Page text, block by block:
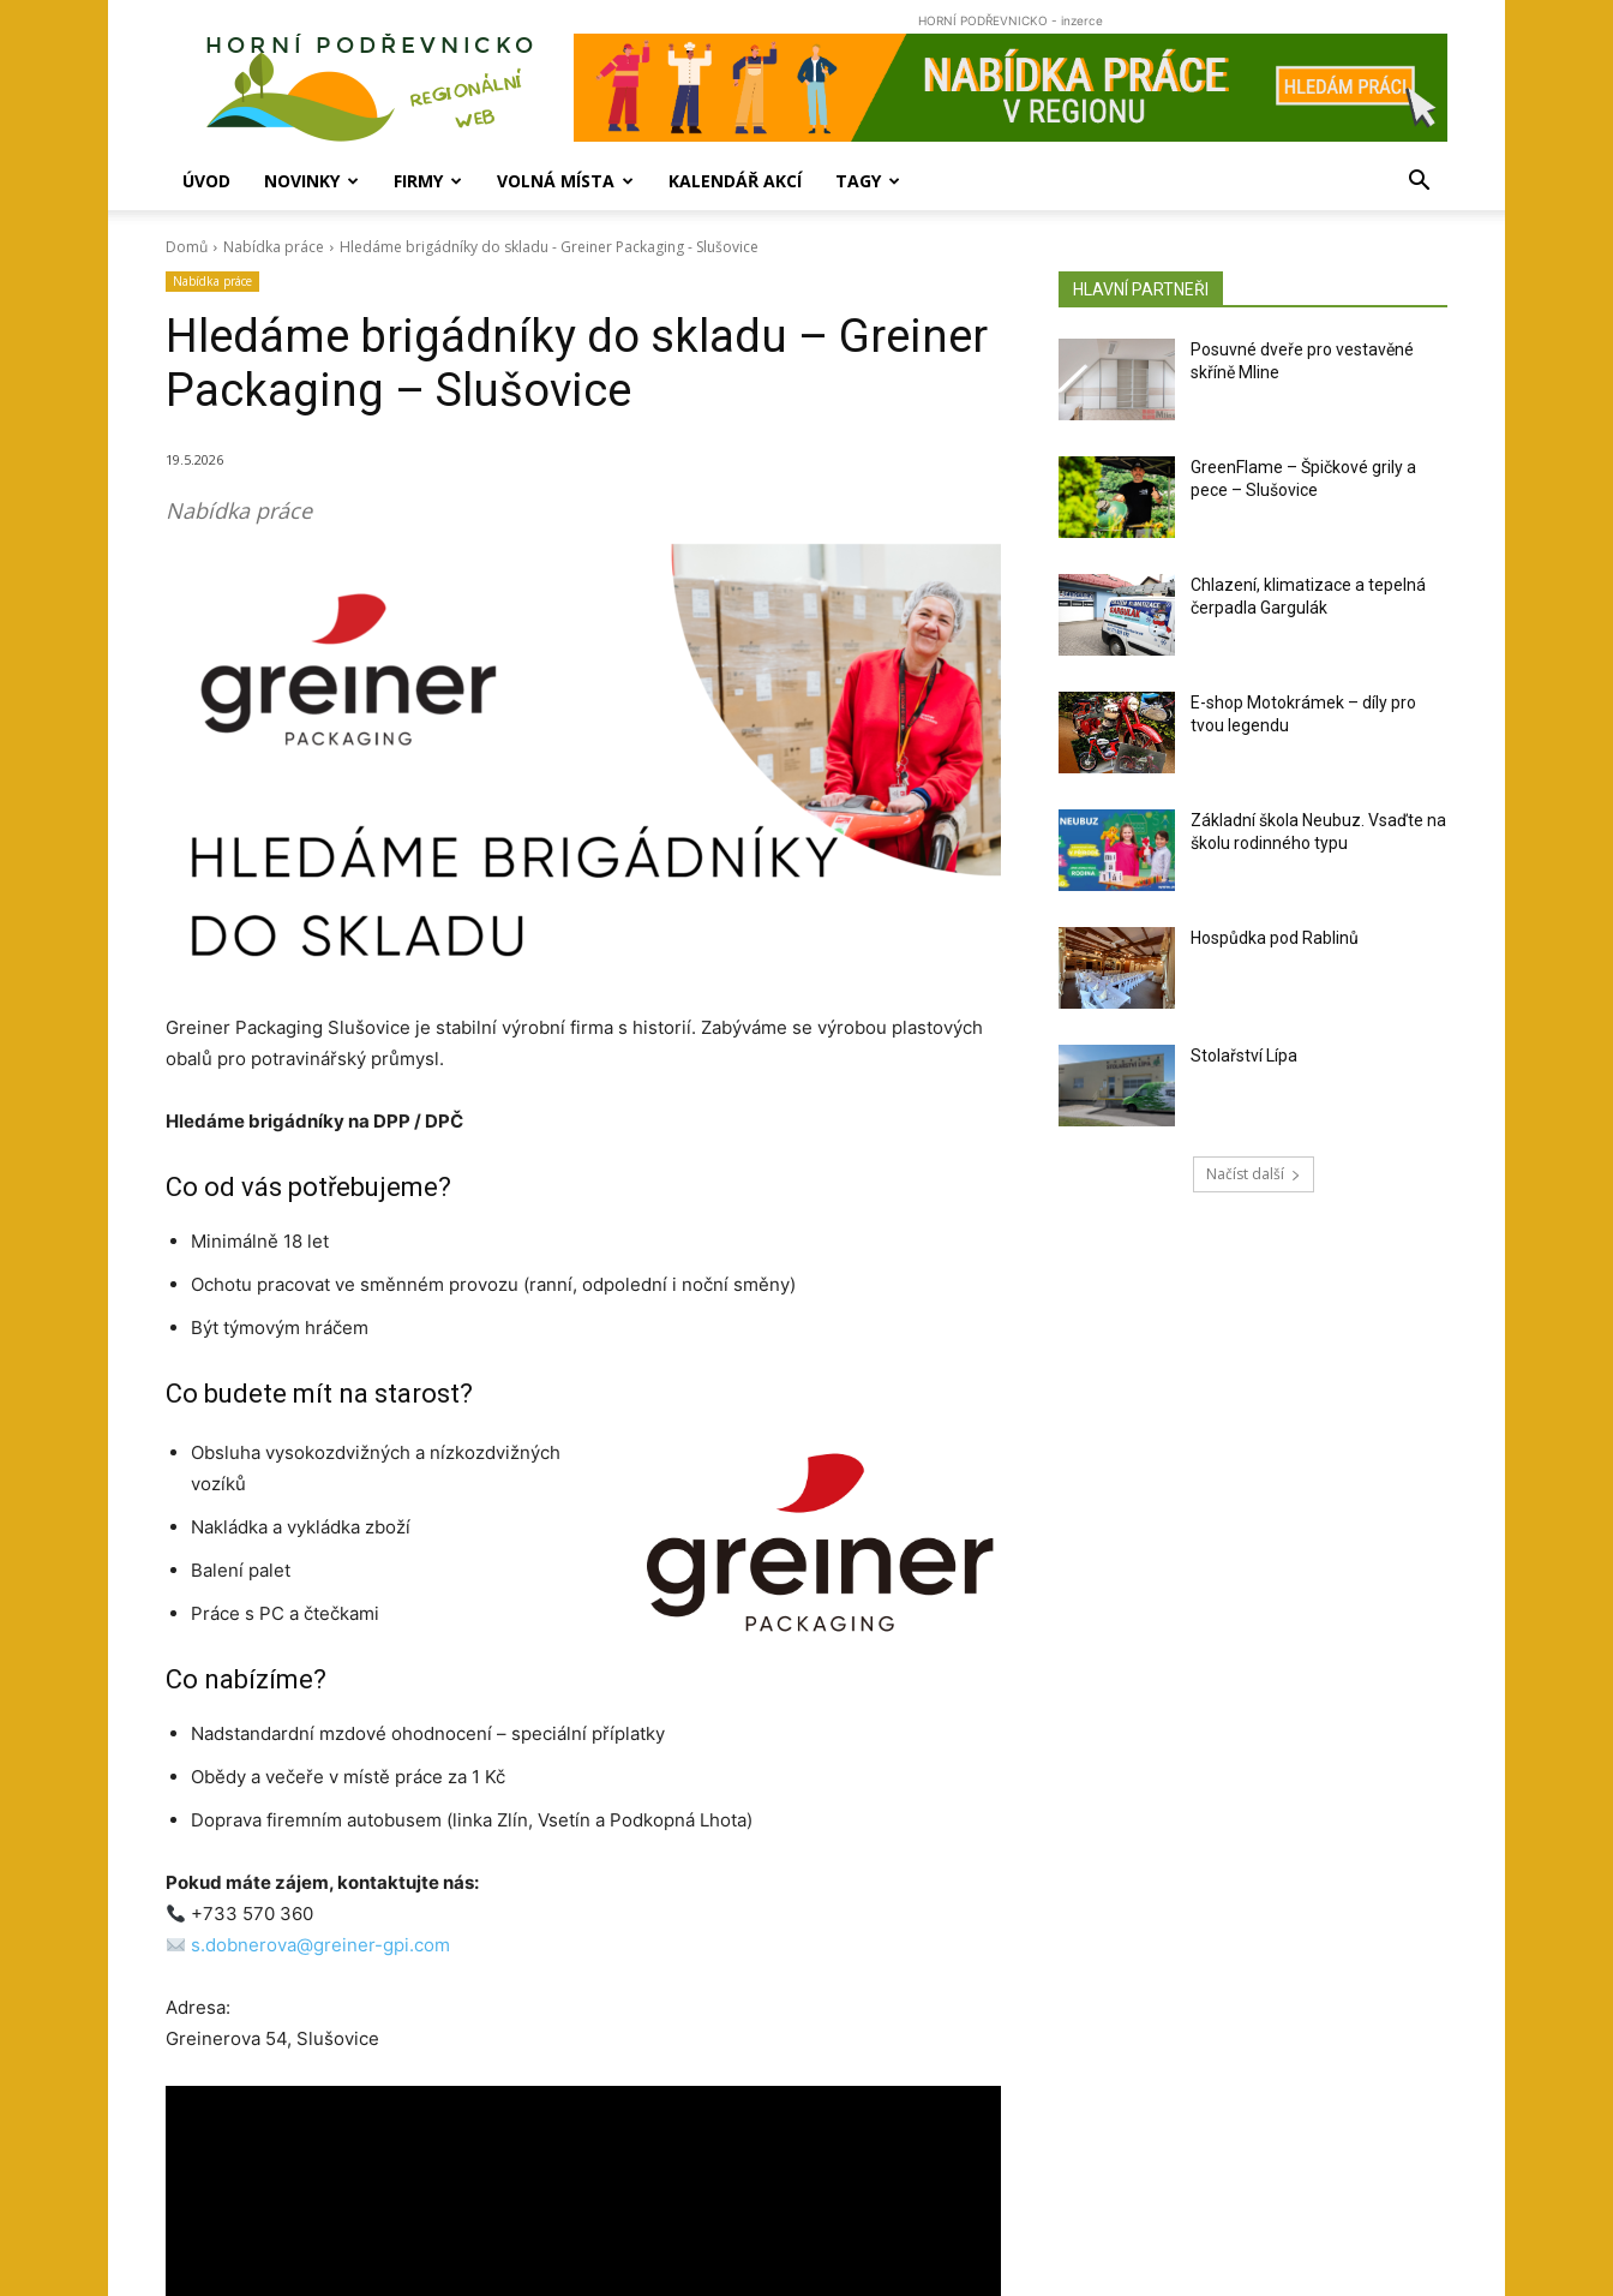
Horní
HORNÍ PODŘEVNICKO - inzerce
ÚVOD NOVINKY FIRMY VOLNÁ MÍSTA KALENDÁŘ AKCÍ TAGY
Domů Nabídka práce Hledáme brigádníky do skladu - Greiner Packaging - Slušovice
Nabídka práce
Hledáme brigádníky do skladu – Greiner
Packaging – Slušovice
19.5.2026
Nabídka práce
Greiner Packaging Slušovice je stabilní výrobní firma s historií. Zabýváme se výrobou plastových
obalů pro potravinářský průmysl.
Hledáme brigádníky na DPP / DPČ
Co od vás potřebujeme?
Minimálně 18 let
Ochotu pracovat ve směnném provozu (ranní, odpolední i noční směny)
Být týmovým hráčem
Co budete mít na starost?
Obsluha vysokozdvižných a nízkozdvižných
vozíků
Nakládka a vykládka zboží
Balení palet
Práce s PC a čtečkami
Co nabízíme?
Nadstandardní mzdové ohodnocení – speciální příplatky
Obědy a večeře v místě práce za 1 Kč
Doprava firemním autobusem (linka Zlín, Vsetín a Podkopná Lhota)
Pokud máte zájem, kontaktujte nás:
+733 570 360
s.dobnerova@greiner-gpi.com
Adresa:
Greinerova 54, Slušovice
HLAVNÍ PARTNEŘI
Posuvné dveře pro vestavěné
skříně Mline
GreenFlame – Špičkové grily a
pece – Slušovice
Chlazení, klimatizace a tepelná
čerpadla Gargulák
E-shop Motokrámek – díly pro
tvou legendu
Základní škola Neubuz. Vsaďte na
školu rodinného typu
Hospůdka pod Rablinů
Stolařství Lípa
Načíst další